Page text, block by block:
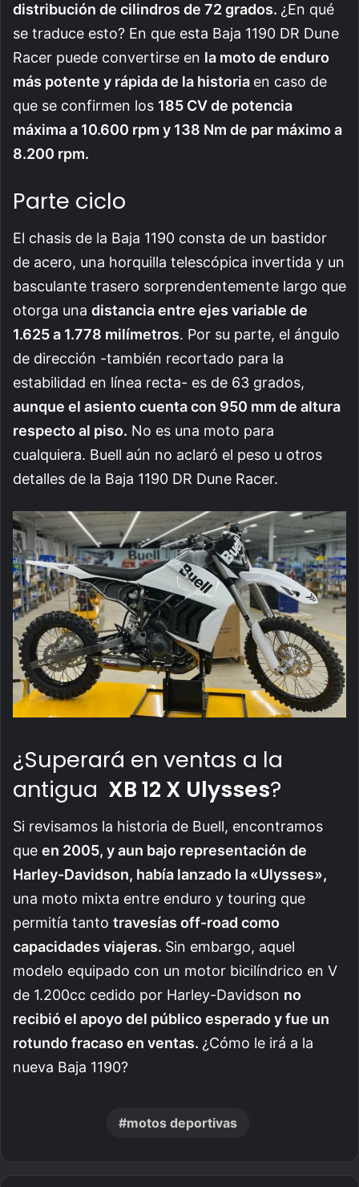
distribución de cilindros de 72 grados. ¿En qué
se traduce esto? En que esta Baja 1190 DR Dune
Racer puede convertirse en la moto de enduro
más potente y rápida de la historia en caso de
que se confirmen los 185 CV de potencia
máxima a 10.600 rpm y 138 Nm de par máximo a
8.200 rpm.
Parte ciclo
El chasis de la Baja 1190 consta de un bastidor
de acero, una horquilla telescópica invertida y un
basculante trasero sorprendentemente largo que
otorga una distancia entre ejes variable de
1.625 a 1.778 milímetros. Por su parte, el ángulo
de dirección -también recortado para la
estabilidad en línea recta- es de 63 grados,
aunque el asiento cuenta con 950 mm de altura
respecto al piso. No es una moto para
cualquiera. Buell aún no aclaró el peso u otros
detalles de la Baja 1190 DR Dune Racer.
¿Superará en ventas a la
antigua XB 12 X Ulysses?
Si revisamos la historia de Buell, encontramos
que en 2005, y aun bajo representación de
Harley-Davidson, había lanzado la «Ulysses»,
una moto mixta entre enduro y touring que
permitía tanto travesías off-road como
capacidades viajeras. Sin embargo, aquel
modelo equipado con un motor bicilíndrico en V
de 1.200cc cedido por Harley-Davidson no
recibió el apoyo del público esperado y fue un
rotundo fracaso en ventas. ¿Cómo le irá a la
nueva Baja 1190?
motos deportivas